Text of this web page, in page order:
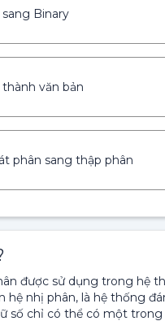
sang Binary
thành văn bản
phân sang thập phân
được sử dụng trong hệ
hệ nhị phân, là hệ thống
số chỉ có thể có một trong